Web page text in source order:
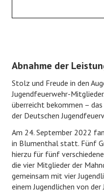
Bildergalerie
KINDERFEUERWEHR
Kinderfeuerwehr
Bildergalerie
FÖRDERVEREIN
Abnahme der
Stolz und Freude in den
Jugendfeuerwehr-
überreicht bekommen –
der Deutschen
Am 24. September 2022
in Blumenthal statt. Fünf
hierzu für fünf
die vier Mitglieder der
gemeinsam mit vier
einem Jugendlichen von